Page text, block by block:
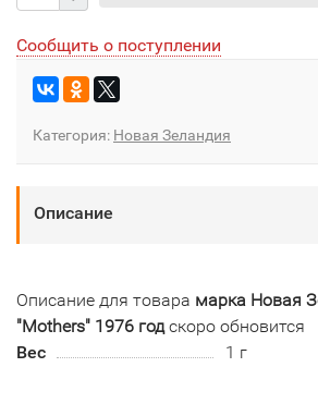
Сообщить о поступлении
Категория: Новая Зеландия
Описание
Описание для товара марка Новая
"Mothers" 1976 годскоро обновится
Вес
1 г